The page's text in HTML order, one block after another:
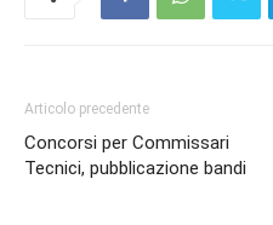
Articolo precedente
Concorsi per Commissari
Tecnici, pubblicazione bandi